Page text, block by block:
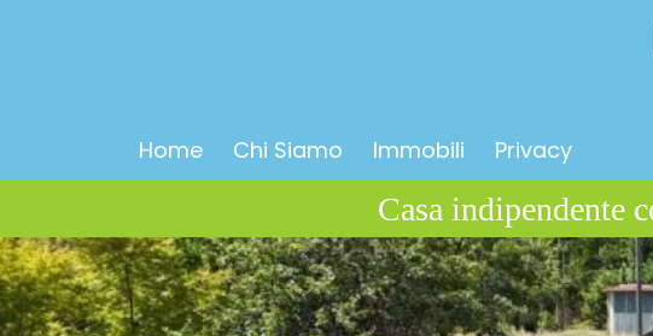
Home Chi Siamo Immobili Privacy